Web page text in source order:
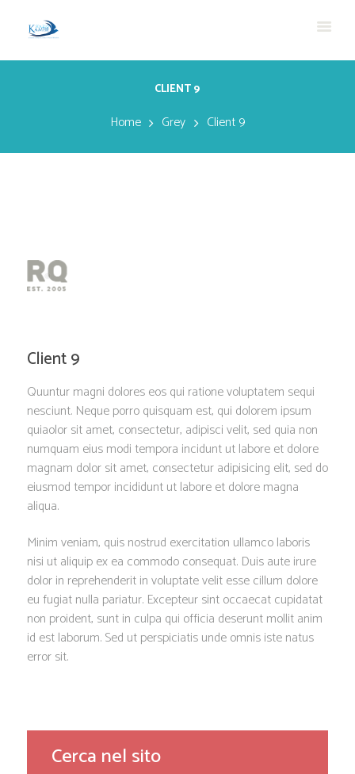
CLIENT 9
Home Grey Client 9
Client 9
Quuntur magni dolores eos qui ratione voluptatem sequi
nesciunt. Neque porro quisquam est, qui dolorem ipsum
quiaolor sit amet, consectetur, adipisci velit, sed quia non
numquam eius modi tempora incidunt ut labore et dolore
magnam dolor sit amet, consectetur adipisicing elit, sed do
eiusmod tempor incididunt ut labore et dolore magna
aliqua.
Minim veniam, quis nostrud exercitation ullamco laboris
nisi ut aliquip ex ea commodo consequat. Duis aute irure
dolor in reprehenderit in voluptate velit esse cillum dolore
eu fugiat nulla pariatur. Excepteur sint occaecat cupidatat
non proident, sunt in culpa qui officia deserunt mollit anim
id est laborum. Sed ut perspiciatis unde omnis iste natus
error sit.
Cerca nel sito